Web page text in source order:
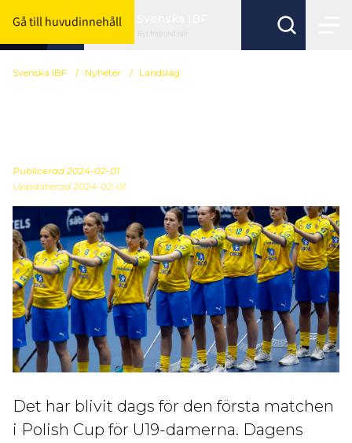
Gå till huvudinnehåll
Byt förbund här
Svenska IBF / Nyheter / Landslag
Publicerad 2024-02-01
Uppdaterad 2024-02-01
Det har blivit dags för den första matchen
i Polish Cup för U19-damerna. Dagens